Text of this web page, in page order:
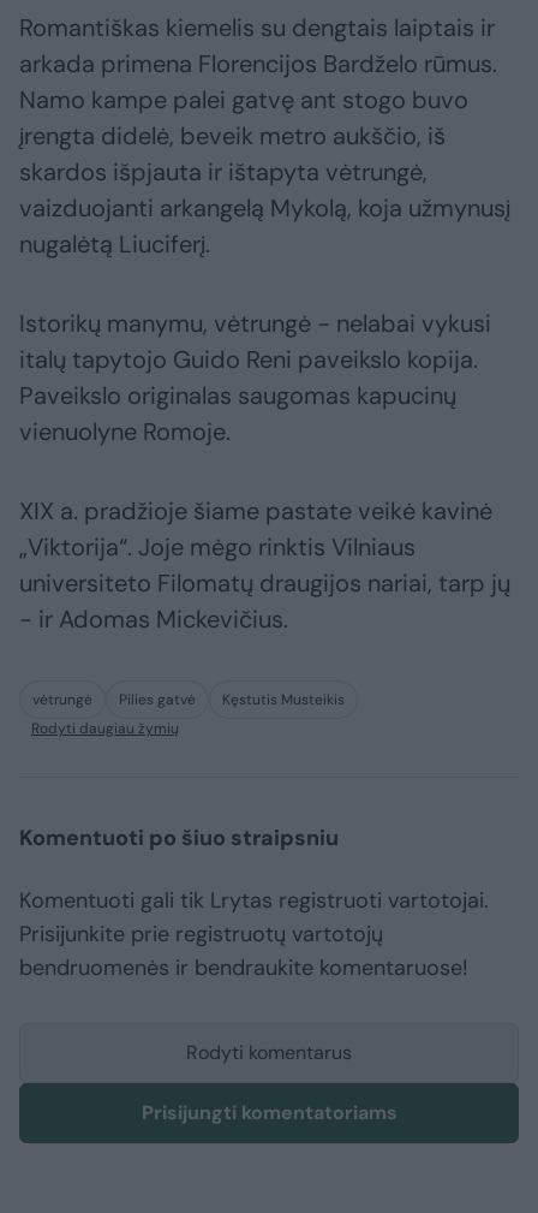
Romantiškas kiemelis su dengtais laiptais ir
arkada primena Florencijos Bardželo rūmus.
Namo kampe palei gatvę ant stogo buvo
įrengta didelė, beveik metro aukščio, iš
skardos išpjauta ir ištapyta vėtrungė,
vaizduojanti arkangelą Mykolą, koja užmynusį
nugalėtą Liuciferį.
Istorikų manymu, vėtrungė - nelabai vykusi
italų tapytojo Guido Reni paveikslo kopija.
Paveikslo originalas saugomas kapucinų
vienuolyne Romoje.
XIX a. pradžioje šiame pastate veikė kavinė
„Viktorija“. Joje mėgo rinktis Vilniaus
universiteto Filomatų draugijos nariai, tarp jų
- ir Adomas Mickevičius.
vėtrungė Pilies gatvė
Kęstutis Musteikis
Rodyti daugiau žymių
Komentuoti po šiuo straipsniu
Komentuoti gali tik Lrytas registruoti vartotojai.
Prisijunkite prie registruotų vartotojų
bendruomenės ir bendraukite komentaruose!
Rodyti komentarus
Prisijungti komentatoriams